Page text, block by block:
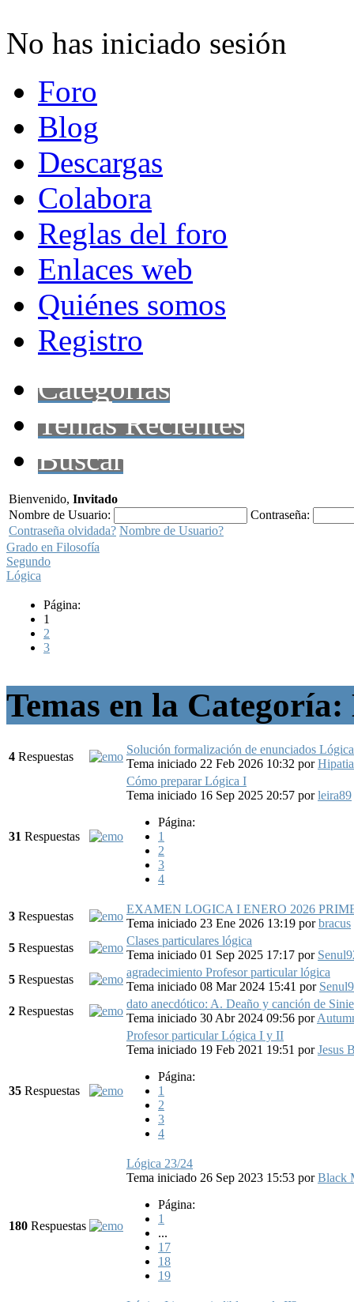
No has iniciado sesión
Foro
Blog
Descargas
Colabora
Reglas del foro
Enlaces web
Quiénes somos
Registro
Categorías
Temas Recientes
Buscar
Bienvenido, Invitado
Nombre de Usuario:
Contraseña:
Contraseña olvidada? Nombre de Usuario?
Grado en Filosofía
Segundo
Lógica
Página:
1
2
3
Temas en la
4 Respuestas
Solución formalización de enunciados
Tema iniciado 22 Feb 2026 10:32 por
31 Respuestas
Cómo preparar Lógica I
Tema iniciado 16 Sep 2025 20:57 porleira89
Página:
1
2
3
4
3 Respuestas
EXAMEN LOGICA I ENERO 2026
Tema iniciado 23 Ene 2026 13:19 porbracus
5 Respuestas
Clases particulares lógica
Tema iniciado 01 Sep 2025 17:17 por
5 Respuestas
agradecimiento Profesor particular lógica
Tema iniciado 08 Mar 2024 15:41 por
2 Respuestas
dato anecdótico: A. Deaño y canción de
Tema iniciado 30 Abr 2024 09:56 por
35 Respuestas
Profesor particular Lógica I y II
Tema iniciado 19 Feb 2021 19:51 porJesus
Página:
1
2
3
4
180 Respuestas
Lógica 23/24
Tema iniciado 26 Sep 2023 15:53 porBlack
Página:
1
...
17
18
19